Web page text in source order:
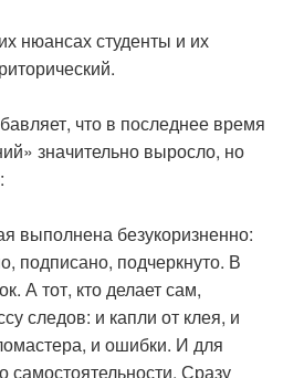
нюансах студенты и их
что в последнее время
значительно выросло, но
выполнена безукоризненно:
подписано, подчеркнуто. В
А тот, кто делает сам,
следов: и капли от клея, и
и ошибки. И для
самостоятельности. Сразу